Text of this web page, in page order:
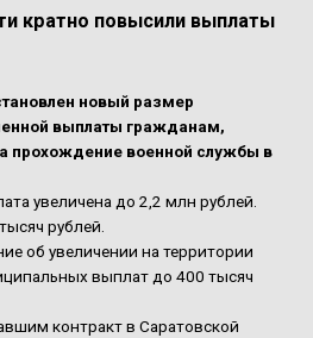
кратно повысили выплаты
новый размер
выплаты гражданам,
прохождение военной службы в
увеличена до 2,2 млн рублей.
рублей.
об увеличении на территории
выплат до 400 тысяч
контракт в Саратовской